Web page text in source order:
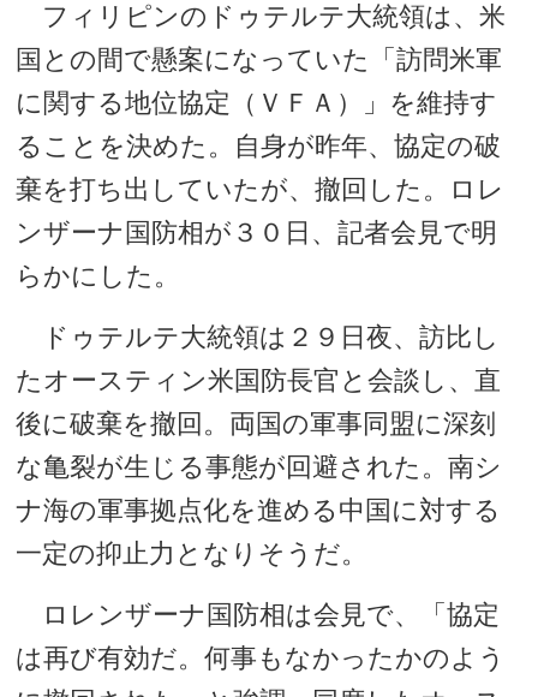
フィリピンのドゥテルテ大統領は、米
国との間で懸案になっていた「訪問米軍
に関する地位協定（ＶＦＡ）」を維持す
ることを決めた。自身が昨年、協定の破
棄を打ち出していたが、撤回した。ロレ
ンザーナ国防相が３０日、記者会見で明
らかにした。
ドゥテルテ大統領は２９日夜、訪比し
たオースティン米国防長官と会談し、直
後に破棄を撤回。両国の軍事同盟に深刻
な亀裂が生じる事態が回避された。南シ
ナ海の軍事拠点化を進める中国に対する
一定の抑止力となりそうだ。
ロレンザーナ国防相は会見で、「協定
は再び有効だ。何事もなかったかのよう